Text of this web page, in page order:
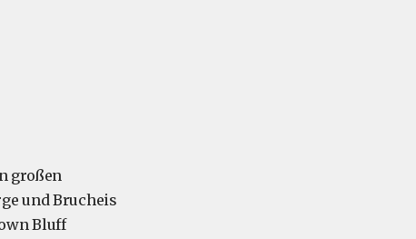
großen
und Brucheis
Bluff